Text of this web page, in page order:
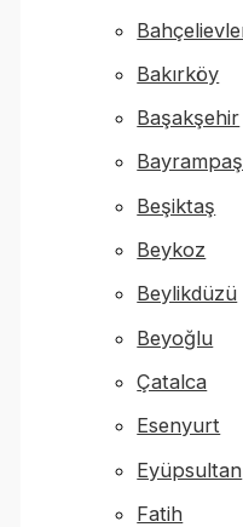
Bakırköy
Başakşehir
Beşiktaş
Beykoz
Beylikdüzü
Beyoğlu
Çatalca
Esenyurt
Eyüpsultan
Fatih